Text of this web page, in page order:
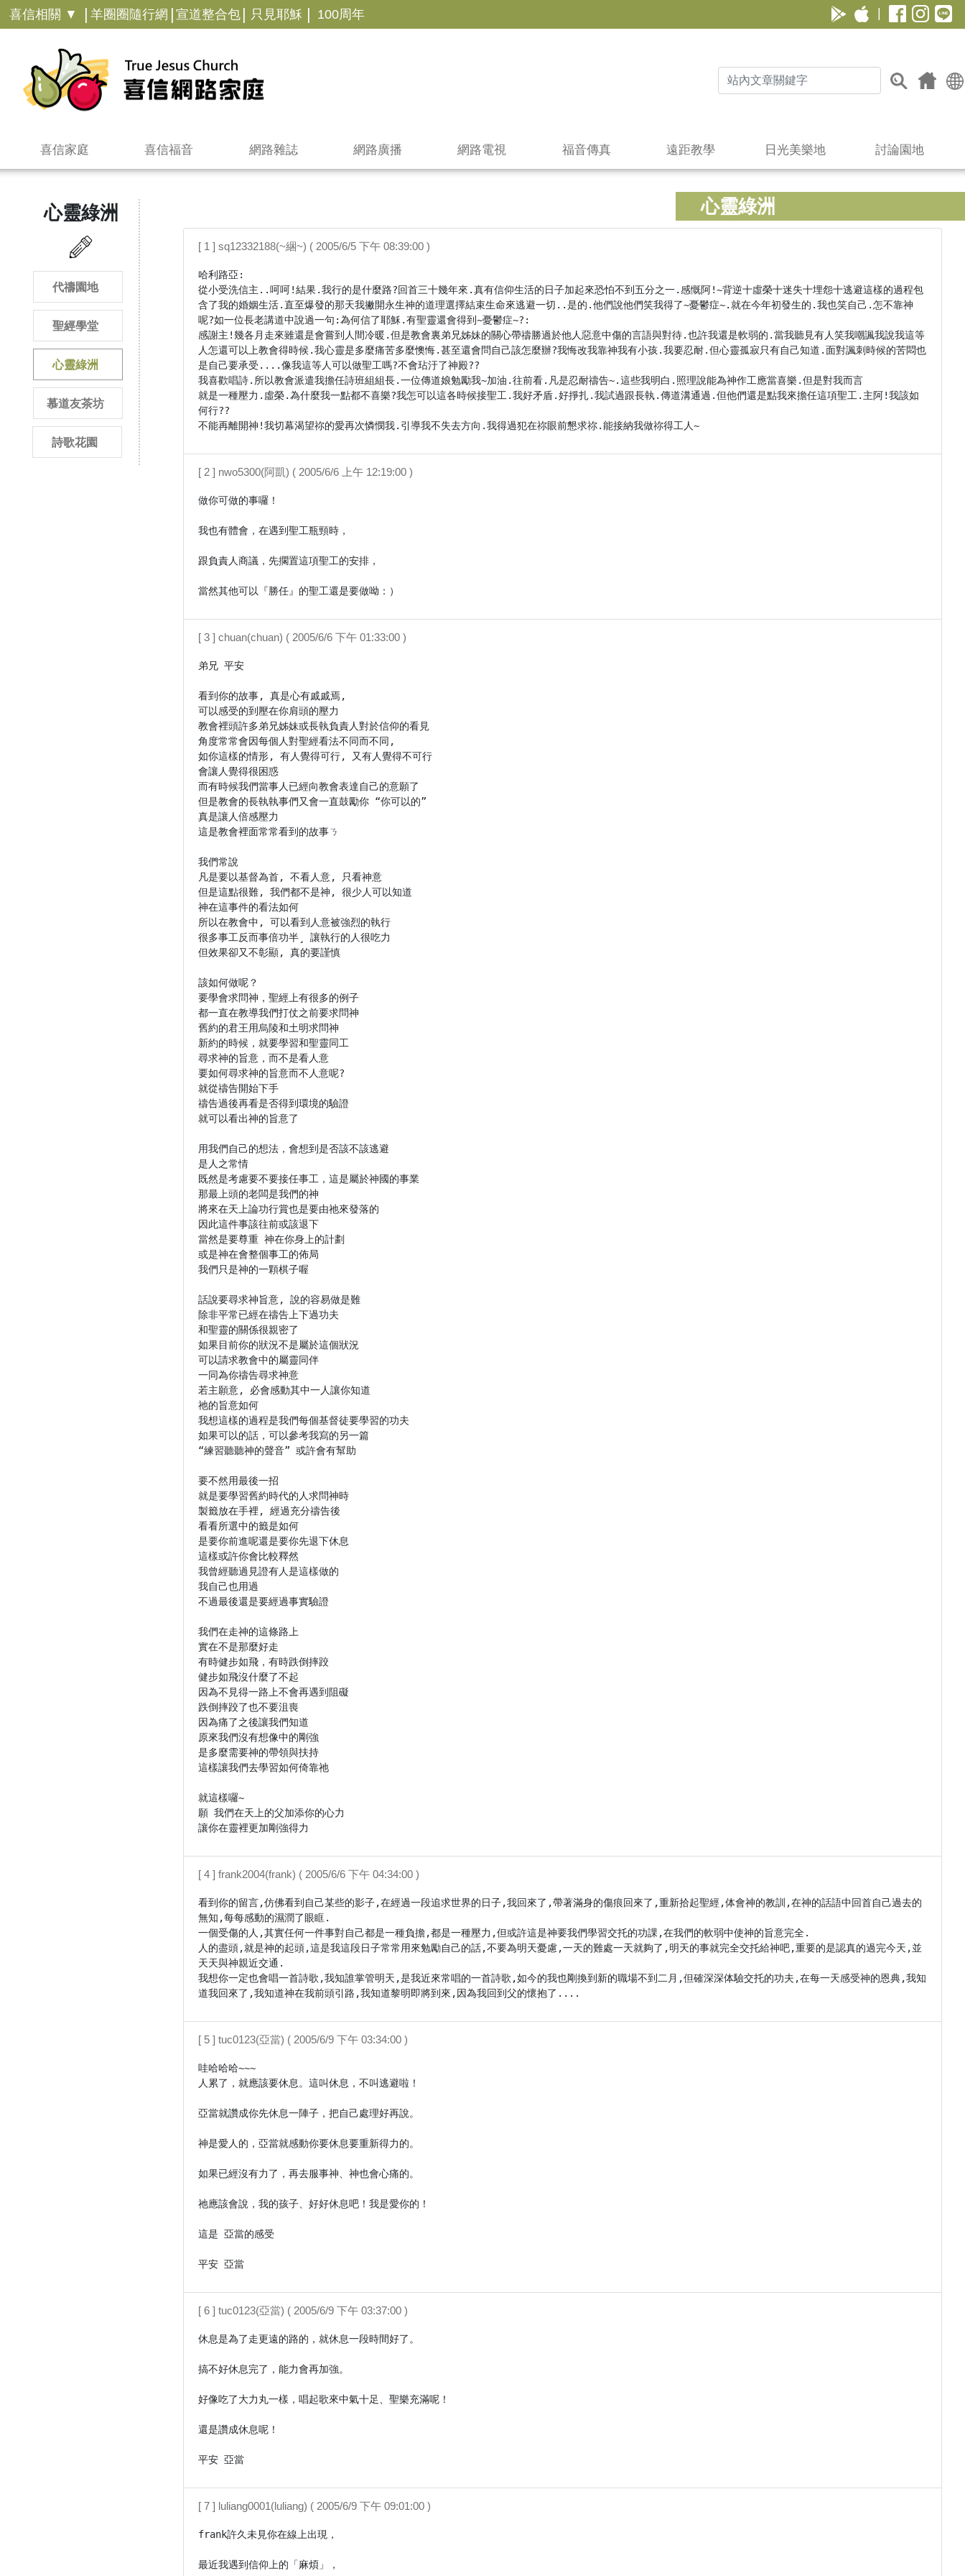
喜信相關 ▼ | 羊圈圈隨行網 | 宣道整合包 | 只見耶穌 | 100周年
喜信家庭 喜信福音 網路雜誌 網路廣播 網路電視 福音傳真 遠距教學 日光美樂地 討論園地
心靈綠洲
心靈綠洲
代禱園地
聖經學堂
心靈綠洲
慕道友茶坊
詩歌花園
[ 1 ] sq12332188(~綑~) ( 2005/6/5 下午 08:39:00 )
哈利路亞:
從小受洗信主..呵呵!結果.我行的是什麼路?回首三十幾年來.真有信仰生活的日子加起來恐怕不到五分之一.感慨阿!~背逆十虛榮十迷失十埋怨十逃避這樣的過程包
含了我的婚姻生活.直至爆發的那天我撇開永生神的道理選擇結束生命來逃避一切..是的.他們說他們笑我得了~憂鬱症~.就在今年初發生的.我也笑自己.怎不靠神
呢?如一位長老講道中說過一句:為何信了耶穌.有聖靈還會得到~憂鬱症~?:
感謝主!幾各月走來雖還是會嘗到人間冷暖.但是教會裏弟兄姊妹的關心帶禱勝過於他人惡意中傷的言語與對待.也許我還是軟弱的.當我聽見有人笑我嘲諷我說我這等
人怎還可以上教會得時候.我心靈是多麼痛苦多麼懊悔.甚至還會問自己該怎麼辦?我悔改我靠神我有小孩.我要忍耐.但心靈孤寂只有自己知道.面對諷刺時候的苦悶也
是自己要承受....像我這等人可以做聖工嗎?不會玷汙了神殿??
我喜歡唱詩.所以教會派遣我擔任詩班組組長.一位傳道娘勉勵我~加油.往前看.凡是忍耐禱告~.這些我明白.照理說能為神作工應當喜樂.但是對我而言
就是一種壓力.虛榮.為什麼我一點都不喜樂?我怎可以這各時候接聖工.我好矛盾.好掙扎.我試過跟長執.傳道溝通過.但他們還是點我來擔任這項聖工.主阿!我該如
何行??
[ 2 ] nwo5300(阿凱) ( 2005/6/6 上午 12:19:00 )
做你可做的事囉！
我也有體會，在遇到聖工瓶頸時，
跟負責人商議，先擱置這項聖工的安排，
當然其他可以『勝任』的聖工還是要做呦：）
[ 3 ] chuan(chuan) ( 2005/6/6 下午 01:33:00 )
弟兄 平安
看到你的故事, 真是心有戚戚焉,
可以感受的到壓在你肩頭的壓力
教會裡頭許多弟兄姊妹或長執負責人對於信仰的看見
角度常常會因每個人對聖經看法不同而不同,
如你這樣的情形, 有人覺得可行, 又有人覺得不可行
會讓人覺得很困惑
而有時候我們當事人已經向教會表達自己的意願了
但是教會的長執執事們又會一直鼓勵你 “你可以的”
真是讓人倍感壓力
這是教會裡面常常看到的故事ㄋ
我們常說
凡是要以基督為首, 不看人意, 只看神意
但是這點很難, 我們都不是神, 很少人可以知道
神在這事件的看法如何
所以在教會中, 可以看到人意被強烈的執行
很多事工反而事倍功半¸ 讓執行的人很吃力
但效果卻又不彰顯, 真的要謹慎
該如何做呢？
要學會求問神，聖經上有很多的例子
都一直在教導我們打仗之前要求問神
舊約的君王用烏陵和土明求問神
新約的時候，就要學習和聖靈同工
尋求神的旨意，而不是看人意
要如何尋求神的旨意而不人意呢?
就從禱告開始下手
禱告過後再看是否得到環境的驗證
就可以看出神的旨意了
用我們自己的想法，會想到是否該不該逃避
是人之常情
既然是考慮要不要接任事工，這是屬於神國的事業
那最上頭的老闆是我們的神
將來在天上論功行賞也是要由祂來發落的
因此這件事該往前或該退下
當然是要尊重 神在你身上的計劃
或是神在會整個事工的佈局
我們只是神的一顆棋子喔
話說要尋求神旨意, 說的容易做是難
除非平常已經在禱告上下過功夫
和聖靈的關係很親密了
如果目前你的狀況不是屬於這個狀況
可以請求教會中的屬靈同伴
一同為你禱告尋求神意
若主願意, 必會感動其中一人讓你知道
祂的旨意如何
我想這樣的過程是我們每個基督徒要學習的功夫
如果可以的話，可以參考我寫的另一篇
“練習聽聽神的聲音” 或許會有幫助
要不然用最後一招
就是要學習舊約時代的人求問神時
製籤放在手裡, 經過充分禱告後
看看所選中的籤是如何
是要你前進呢還是要你先退下休息
這樣或許你會比較釋然
我曾經聽過見證有人是這樣做的
我自己也用過
不過最後還是要經過事實驗證
我們在走神的這條路上
實在不是那麼好走
有時健步如飛，有時跌倒摔跤
健步如飛沒什麼了不起
因為不見得一路上不會再遇到阻礙
跌倒摔跤了也不要沮喪
因為痛了之後讓我們知道
原來我們沒有想像中的剛強
是多麼需要神的帶領與扶持
這樣讓我們去學習如何倚靠祂
就這樣囉~
願 我們在天上的父加添你的心力
[ 4 ] frank2004(frank) ( 2005/6/6 下午 04:34:00 )
看到你的留言,仿佛看到自己某些的影子,在經過一段追求世界的日子,我回來了,帶著滿身的傷痕回來了,重新拾起聖經,体會神的教訓,在神的話語中回首自己過去的
無知,每每感動的濕潤了眼眶.
一個受傷的人,其實任何一件事對自己都是一種負擔,都是一種壓力,但或許這是神要我們學習交托的功課,在我們的軟弱中使神的旨意完全.
人的盡頭,就是神的起頭,這是我這段日子常常用來勉勵自己的話,不要為明天憂慮,一天的難處一天就夠了,明天的事就完全交托給神吧,重要的是認真的過完今天,並
天天與神親近交通.
我想你一定也會唱一首詩歌,我知誰掌管明天,是我近來常唱的一首詩歌,如今的我也剛換到新的職場不到二月,但確深深体驗交托的功夫,在每一天感受神的恩典,我知
道我回來了,我知道神在我前頭引路,我知道黎明即將到來,因為我回到父的懷抱了....
[ 5 ] tuc0123(亞當) ( 2005/6/9 下午 03:34:00 )
哇哈哈哈~~~
人累了，就應該要休息。這叫休息，不叫逃避啦！
亞當就讚成你先休息一陣子，把自己處理好再說。
神是愛人的，亞當就感動你要休息要重新得力的。
如果已經沒有力了，再去服事神、神也會心痛的。
祂應該會說，我的孩子、好好休息吧！我是愛你的！
這是 亞當的感受
[ 6 ] tuc0123(亞當) ( 2005/6/9 下午 03:37:00 )
休息是為了走更遠的路的，就休息一段時間好了。
搞不好休息完了，能力會再加強。
好像吃了大力丸一樣，唱起歌來中氣十足、聖樂充滿呢！
還是讚成休息呢！
平安 亞當
[ 7 ] luliang0001(luliang) ( 2005/6/9 下午 09:01:00 )
frank許久未見你在線上出現，
最近我遇到信仰上的「麻煩」，